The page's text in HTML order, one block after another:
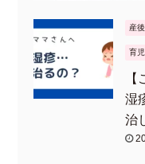
産
育
湿
治